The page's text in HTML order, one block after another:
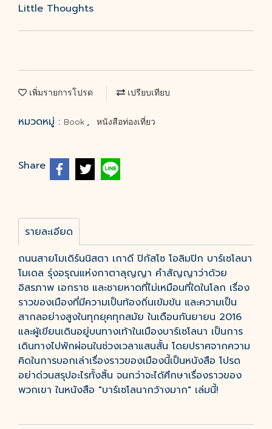
Little Thoughts
เพิ่มรายการโปรด เปรียบเทียบ
หมวดหมู่ : Book , หนังสือท่องเที่ยว
Share
รายละเอียด
ถนนสายโมเดิร์นนิสตา เกาดี ปิกัสโซ โอลิมปิก บาร์เซโลนา
โมเดล รุ่งอรุณแห่งกาตาลุญญา คำสัญญาว่าด้วย
อิสรภาพ เอกราช และชายหาดที่ไม่เหมือนที่ใดในโลก เรื่อง
ราวของเมืองที่มีความเป็นท้องถิ่นเข้มข้น และความเป็น
สากลอย่างสูงในทุกยุคทุกสมัย ในเดือนกันยายน 2016
และผู้เขียนเดินอยู่บนทางเท้าในเมืองบาร์เซโลนา เป็นการ
เดินทางไปพักผ่อนในช่วงเวลาแสนสั้น โดยปราศจากความ
คิดในการบอกเล่าเรื่องราวของเมืองนี้เป็นหนังสือ โปรด
อย่าด่วนสรุปอะไรทั้งสิ้น จนกว่าจะได้ศึกษาเรื่องราวของ
พวกเขา ในหนังสือ "บาร์เซโลนากว้างมาก" เล่มนี้!